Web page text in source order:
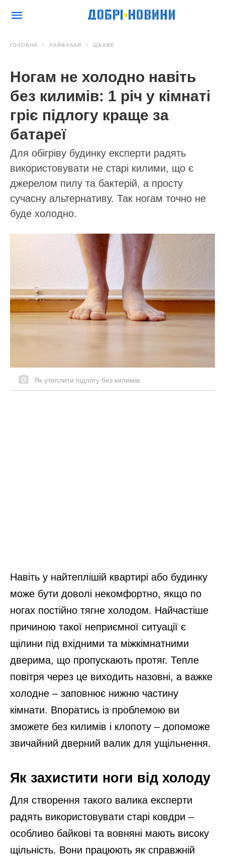
ГОЛОВНА ЛАЙФХАКИ ЦІКАВЕ
Ногам не холодно навіть
без килимів: 1 річ у кімнаті
гріє підлогу краще за
батареї
Для обігріву будинку експерти радять
використовувати не старі килими, що є
джерелом пилу та бактерій, а просту
сучасну альтернативу. Так ногам точно не
буде холодно.
Як утеплити підлогу без килимів
Навіть у найтеплішій квартирі або будинку
може бути доволі некомфортно, якщо по
ногах постійно тягне холодом. Найчастіше
причиною такої неприємної ситуації є
щілини під вхідними та міжкімнатними
дверима, що пропускають протяг. Тепле
повітря через це виходить назовні, а важке
холодне – заповнює нижню частину
кімнати. Впоратись із проблемою ви
зможете без килимів і клопоту – допоможе
звичайний дверний валик для ущільнення.
Як захистити ноги від холоду
Для створення такого валика експерти
радять використовувати старі ковдри –
особливо байкові та вовняні мають високу
щільність. Вони працюють як справжній